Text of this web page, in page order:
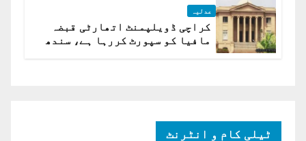
عدلیہ
کراچی ڈویلپمنٹ اتھارٹی قبضہ
مافیا کو سپورٹ کررہا ہے، سندھ
ٹیلی کام و انٹرنٹ